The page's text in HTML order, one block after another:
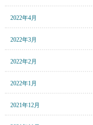
2022年4月
2022年3月
2022年2月
2022年1月
2021年12月